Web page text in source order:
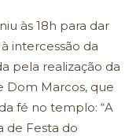
às 18h para dar
intercessão da
pela realização da
Dom Marcos, que
fé no templo: “A
de Festa do